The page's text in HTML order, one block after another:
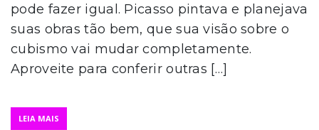
pode fazer igual. Picasso pintava e planejava
suas obras tão bem, que sua visão sobre o
cubismo vai mudar completamente.
Aproveite para conferir outras […]
LEIA MAIS